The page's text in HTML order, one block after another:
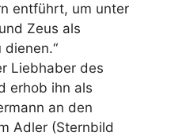
entführt, um unter
Zeus als
dienen.“
Liebhaber des
erhob ihn als
an den
Adler (Sternbild